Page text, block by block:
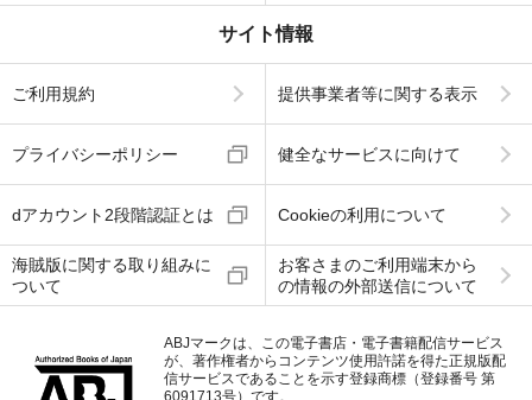
サイト情報
ご利用規約 提供事業者等に関する表示
プライバシーポリシー 健全なサービスに向けて
dアカウント2段階認証とは Cookieの利用について
海賊版に関する取り組みに
ついて
お客さまのご利用端末から
の情報の外部送信について
ABJマークは、この電子書店・電子書籍配信サービス
が、著作権者からコンテンツ使用許諾を得た正規版配
信サービスであることを示す登録商標（登録番号 第